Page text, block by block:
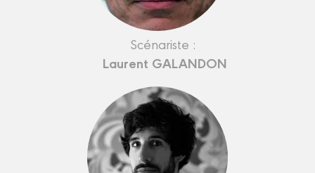
Scénariste :
Laurent GALANDON